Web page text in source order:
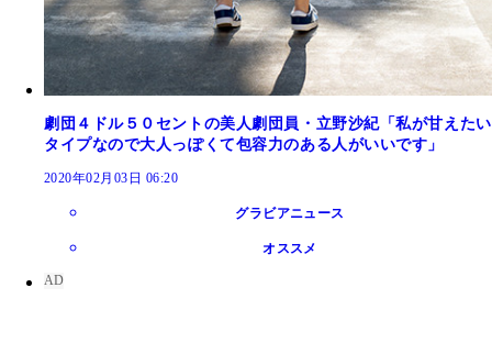
劇団４ドル５０セントの美人劇団員・立野沙紀「私が甘えたい
タイプなので大人っぽくて包容力のある人がいいです」
2020年02月03日 06:20
グラビアニュース
オススメ